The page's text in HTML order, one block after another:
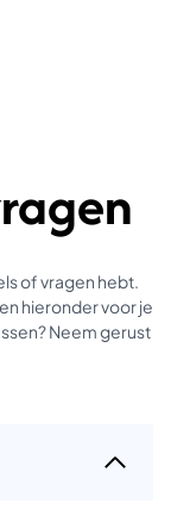
of vragen hebt.
hieronder voor je
Neem gerust